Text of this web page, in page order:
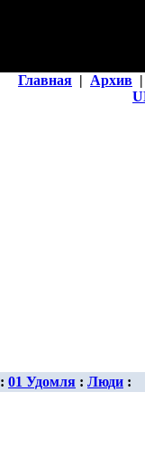
Главная | Архив |
: 01 Удомля : Люди :